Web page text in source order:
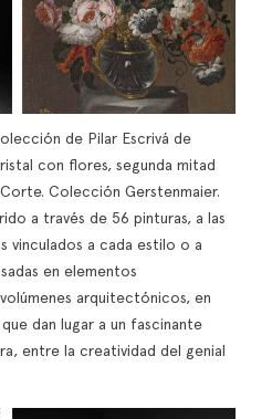
de Pilar Escrivá de
con flores, segunda mitad
Colección Gerstenmaier.
a través de 56 pinturas, a las
vinculados a cada estilo o a
en elementos
arquitectónicos, en
dan lugar a un fascinante
entre la creatividad del genial